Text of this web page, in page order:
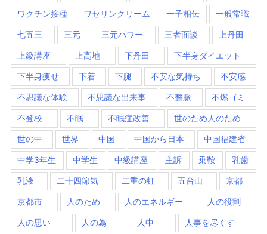
ワクチン接種 ワセリンクリーム 一子相伝 一般常識
七五三 三元 三元パワー 三者面談 上丹田
上級講座 上高地 下丹田 下半身ダイエット
下半身痩せ 下着 下腿 不安な気持ち 不安感
不思議な体験 不思議な出来事 不整脈 不燃ゴミ
不登校 不眠 不眠症改善 世のため人のため
世の中 世界 中国 中国から日本 中国福建省
中学3年生 中学生 中級講座 主訴 乗鞍 乳歯
乳液 二十四節気 二重の虹 五台山 京都
京都市 人のため 人のエネルギー 人の役割
人の思い 人の為 人中 人事を尽くす